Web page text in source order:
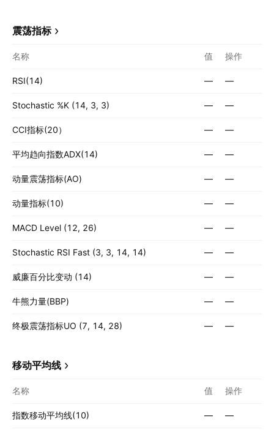
震荡指标
名称 值 操作
RSI(14) — —
Stochastic %K (14, 3, 3) — —
CCI指标(20） — —
平均趋向指数ADX(14) — —
动量震荡指标(AO) — —
动量指标(10) — —
MACD Level (12, 26) — —
Stochastic RSI Fast (3, 3, 14, 14) — —
威廉百分比变动 (14) — —
牛熊力量(BBP) — —
终极震荡指标UO (7, 14, 28) — —
移动平均线
名称 值 操作
指数移动平均线(10) — —